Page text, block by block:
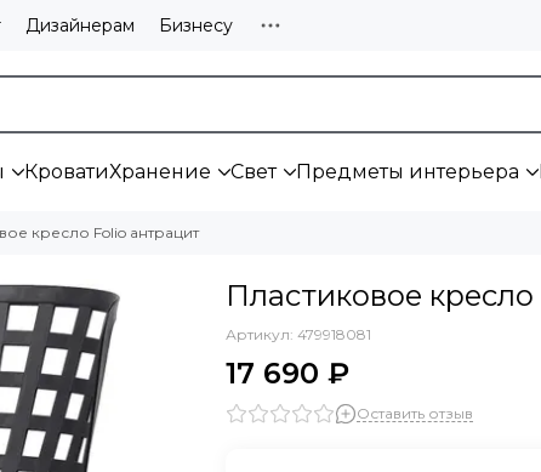
Дизайнерам Бизнесу
КроватиХранение Свет Предметы интерьера
кресло Folio антрацит
Пластиковое
Артикул: 479918081
17 690 ₽
Оставить отзыв